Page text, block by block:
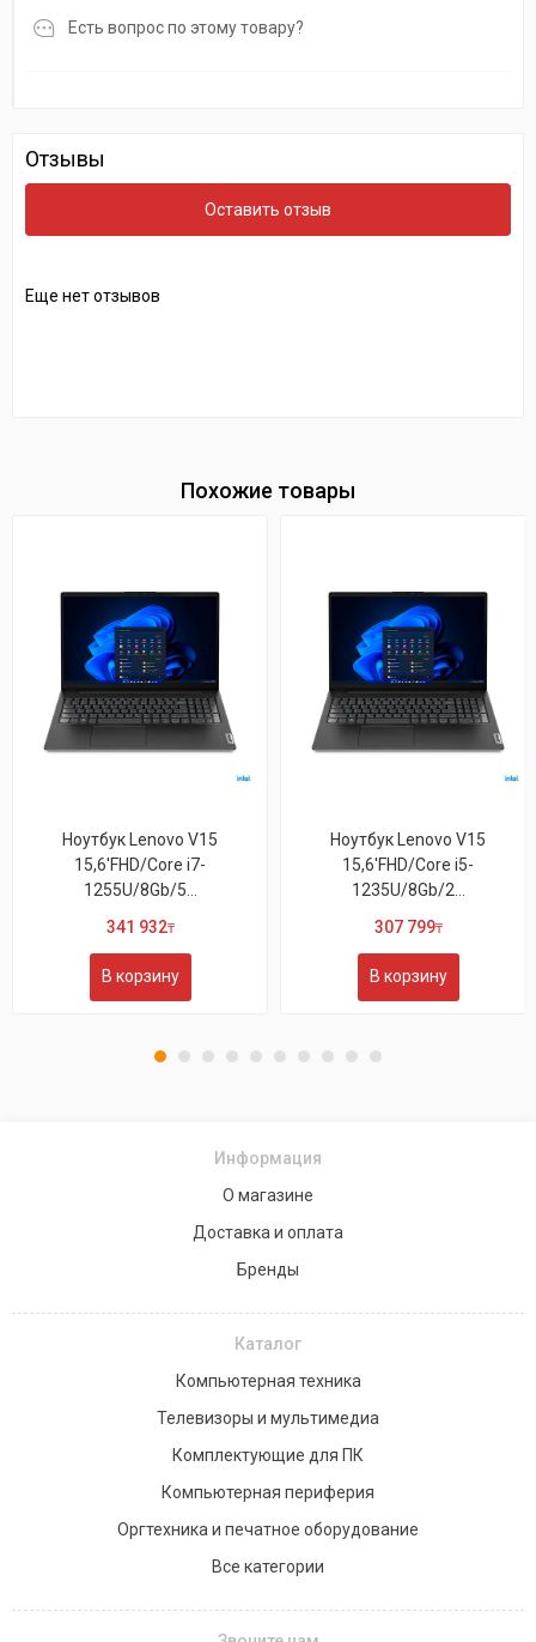
Есть вопрос по этому товару?
Отзывы
Оставить отзыв
Еще нет отзывов
Похожие товары
Lenovo V15
Core i7-
Ноутбук Lenovo V15
15,6'FHD/Core i5-
Информация
О магазине
Доставка и оплата
Бренды
Каталог
Компьютерная техника
Телевизоры и мультимедиа
Комплектующие для ПК
Компьютерная периферия
Оргтехника и печатное оборудование
Все категории